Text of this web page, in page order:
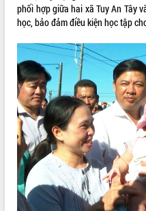
xuất khẩu sầu riêng và triển khai quy
định EUDR
trường Nguyễn Hoàng Hiệp khảo sát
vùng trồng và doanh nghiệp đóng gói
sầu riêng tại Đắk Lắk
Trình diễn nghệ thuật chế biến các
món ăn từ sầu riêng
Đắk Lắk công bố Quy hoạch và xúc
tiến đầu tư tỉnh
Ngành cá ngừ Đắk Lắk chủ động thích
ứng để giữ vững thị trường xuất khẩu
Diễn đàn Kinh tế tư nhân Việt Nam đột
phá cơ chế - Hợp tác công tư
phối hợp giữa hai xã Tuy An Tây
học, bảo đảm điều kiện học tập